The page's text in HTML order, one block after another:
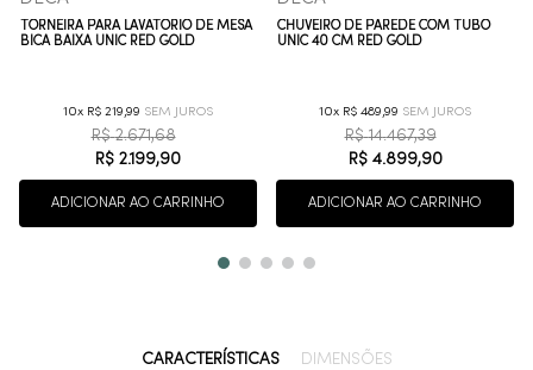
TORNEIRA PARA LAVATÓRIO DE MESA
BICA BAIXA UNIC RED GOLD
10 R$ 219,99
R$ 2.671,68
R$ 2.199,90
ADICIONAR AO CARRINHO
CHUVEIRO DE PAREDE COM TUBO
UNIC 40 CM RED GOLD
10 R$ 489,99
R$ 14.467,39
R$ 4.899,90
ADICIONAR AO CARRINHO
CARACTERÍSTICAS DIMENSÕES